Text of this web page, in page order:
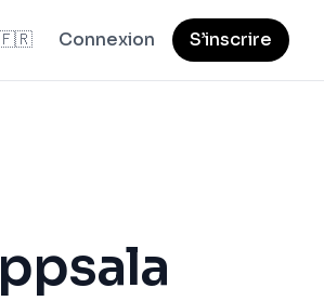
Connexion S’inscrire